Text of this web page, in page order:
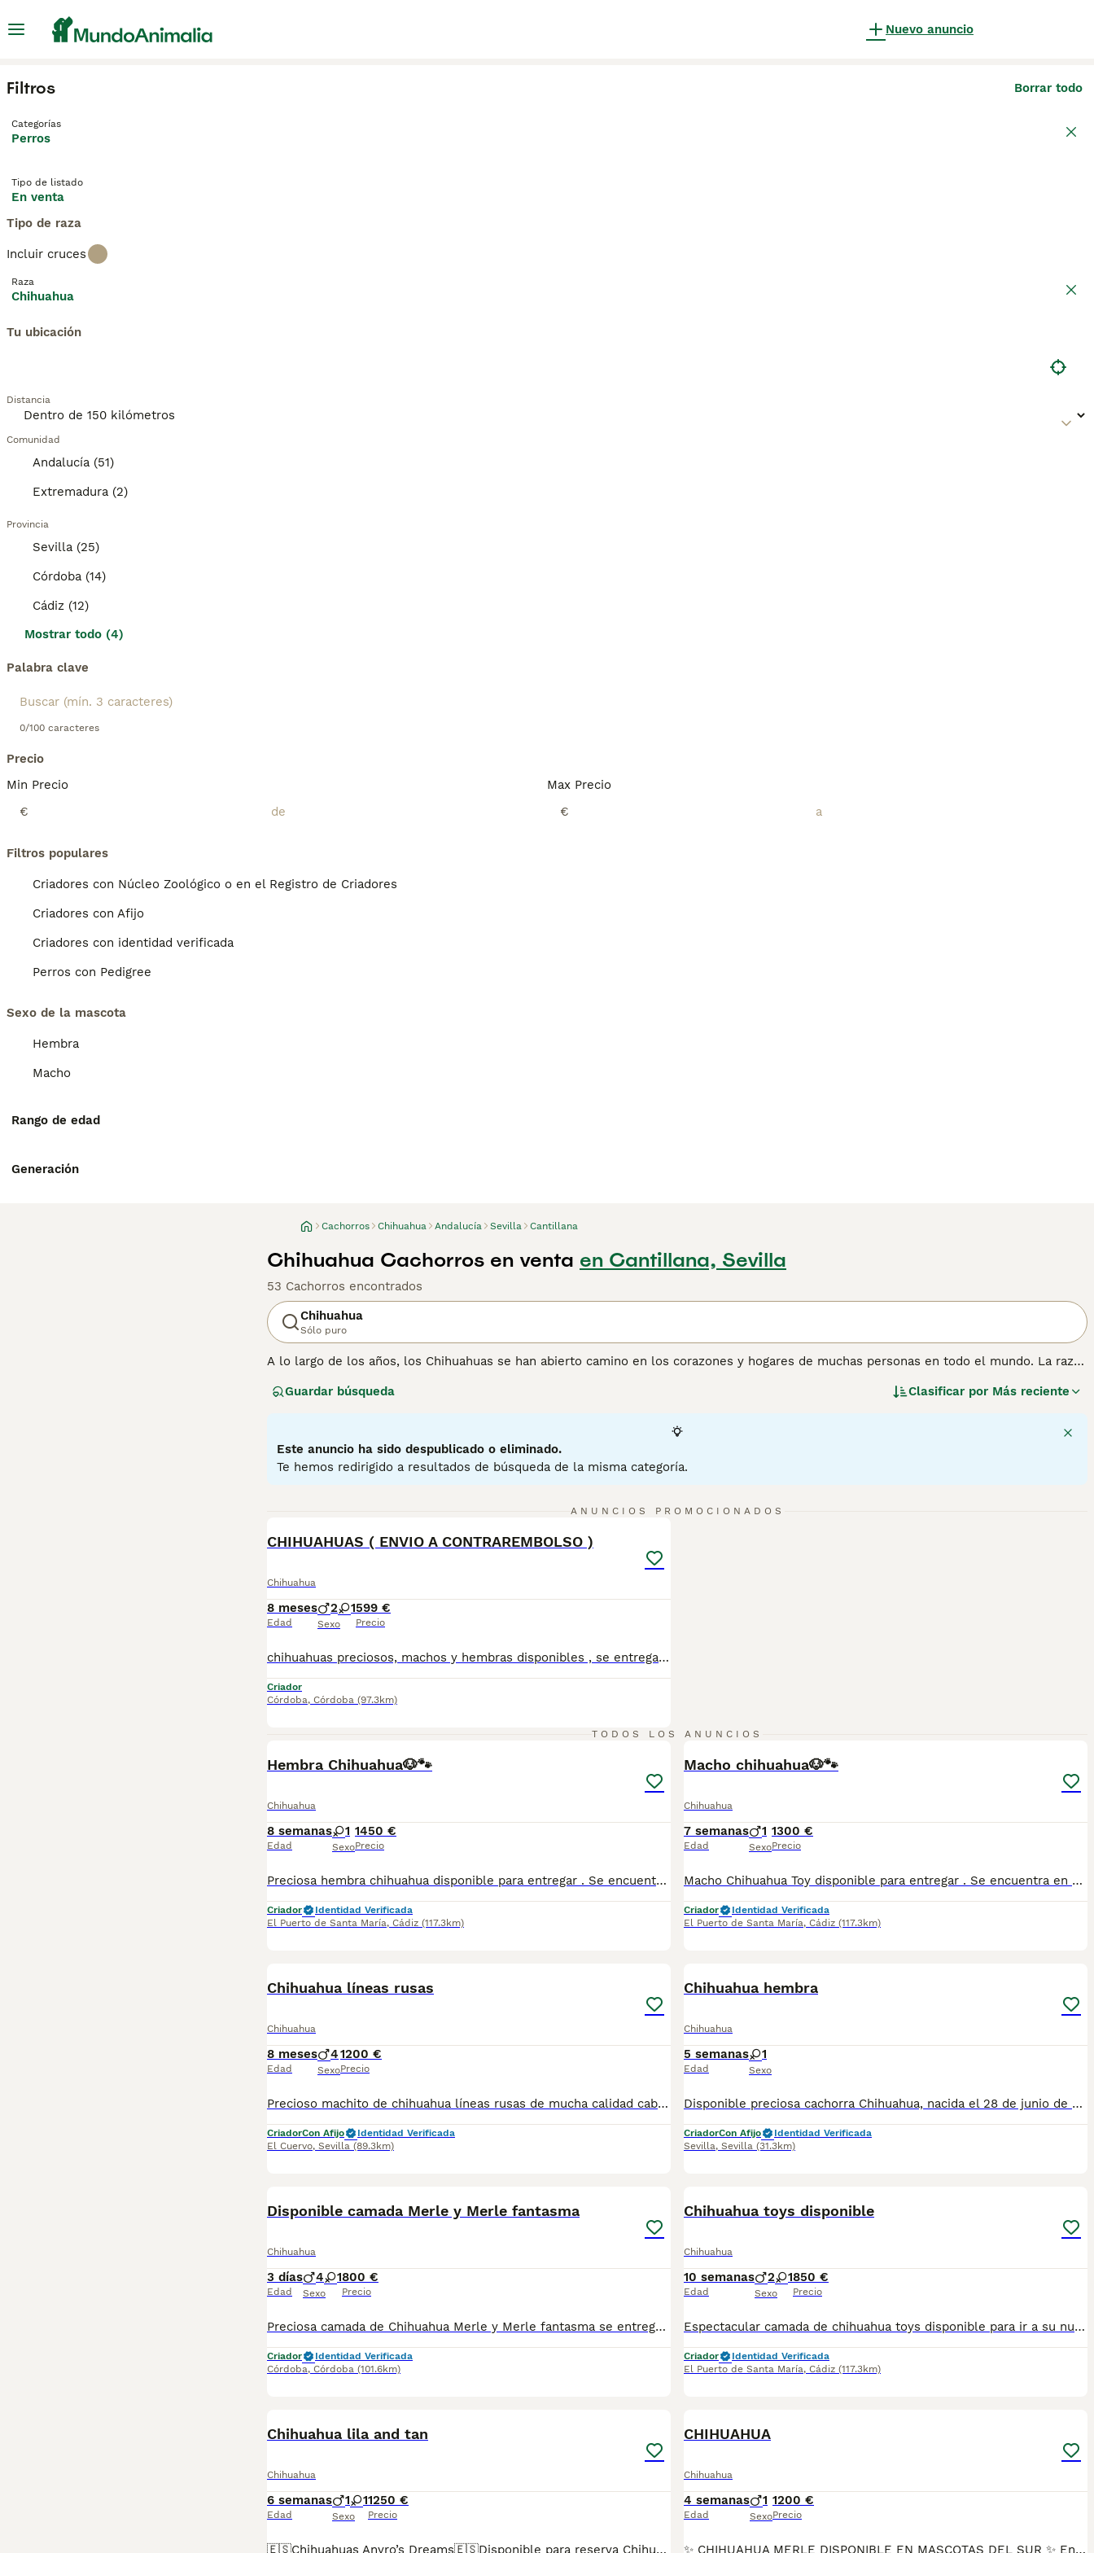
Nuevo anuncio
Filtros Borrar todo
Categorías
Perros
Tipo de listado
En venta
Tipo de raza
Incluir cruces
Raza
Chihuahua
Tu ubicación
Distancia
Comunidad
Andalucía (51)
Extremadura (2)
Provincia
Sevilla (25)
Córdoba (14)
Cádiz (12)
Mostrar todo (4)
Palabra clave
0/100 caracteres
Precio
Min Precio
€
Max Precio
€
Filtros populares
Criadores con Núcleo Zoológico o en el Registro de Criadores
Criadores con Afijo
Criadores con identidad verificada
Perros con Pedigree
Sexo de la mascota
Hembra
Macho
Rango de edad
Generación
Cachorros Chihuahua Andalucía Sevilla Cantillana
Chihuahua Cachorros en venta en Cantillana, Sevilla
53 Cachorros encontrados
Chihuahua
Sólo puro
A lo largo de los años, los Chihuahuas se han abierto camino en los corazones y hogares de muchas personas en todo el mundo. La raza
piensan que son más grandes de lo que realmente son. Una cosa que un Chihuahua no es es un perro faldero. Estos pequeños perros
valientes y seguirán adelante sin importar lo que pase. También son personajes leales y cariñosos a los que nada les gusta más que
pasar el mayor tiempo posible con sus dueños, por lo que los Chihuahuas no soportan estar solos durante largos periodos de tiempo.
Lee nuestra página de consejos de compra de Chihuahuapara obtener información sobre esta raza de perro.
Guardar búsqueda Clasificar por Más reciente
Este anuncio ha sido despublicado o eliminado.
Te hemos redirigido a resultados de búsqueda de la misma categoría.
ANUNCIOS PROMOCIONADOS
CHIHUAHUAS ( ENVIO A CONTRAREMBOLSO )
Chihuahua
8 meses
Edad
2 1
Sexo
599 €
Precio
chihuahuas preciosos, machos y hembras disponibles , se entregan con todo al dia respecto a documentación y condiciones sanitarias , tanto así que hacemos entregas totalmente personalizadas y sin un euro por adelantado , obtenerse personas no aptas para tener perros , solo personas responsables. hacemos entregas a toda ESPAÑA . mas info 610864702
Criador
Córdoba, Córdoba (97.3km)
TODOS LOS ANUNCIOS
Hembra Chihuahua🐶🐾
Chihuahua
8 semanas
Edad
1
Sexo
1450 €
Precio
Preciosa hembra chihuahua disponible para entregar . Se encuentra en Sevilla,tambien disponemos de transporte. Vacunada,desparasitada y con la cartilla adecuada a su edad. Pregunten sin compromiso
Criador
Identidad Verificada
El Puerto de Santa María, Cádiz (117.3km)
Macho chihuahua🐶🐾
Chihuahua
7 semanas
Edad
1
Sexo
1300 €
Precio
Macho Chihuahua Toy disponible para entregar . Se encuentra en Sevilla,tambien disponemos de transporte. Vacunada,desparasitada y con la cartilla adecuada a su edad. Pregunten sin compromiso
Criador
Identidad Verificada
El Puerto de Santa María, Cádiz (117.3km)
Chihuahua líneas rusas
Chihuahua
8 meses
Edad
4
Sexo
1200 €
Precio
Precioso machito de chihuahua líneas rusas de mucha calidad cabeza de manzana , tres machitos, se entrega con todo en regla , nos puedes llamar sin compromiso y le informamos de todo sin compromiso, se puede recoger en persona o se puede enviar a toda España
CriadorCon Afijo
Identidad Verificada
El Cuervo, Sevilla (89.3km)
Chihuahua hembra
Chihuahua
5 semanas
Edad
1
Sexo
Disponible preciosa cachorra Chihuahua, nacida el 28 de junio de 2026. Color: sable, un tono muy bonito y elegante que realza su expresión y belleza. Procede de una excelente línea de sangre, criada en un ambiente familiar, con mucho cariño y una correcta socialización desde sus primeros días de vida. Destaca por su bonita morfología, cabeza tipo manzana, hocico corto y un carácter dulce, cariñoso y equilibrado, ideal como compañera de vida. La cachorra se entregará a partir de los Dos meses de edad, desparasitada según su edad, con cartilla veterinaria, y las vacunas correspondientes. Se enviarán fotos y vídeos actualizados para que puedas seguir su evolución hasta el día de la entrega. Se prioriza la entrega en mano para garantizar el bienestar de la cachorra y que el nuevo propietario pueda conocerla personalmente. También existe la posibilidad de desplazarnos hasta el lugar de entrega, previo acuerdo entre ambas partes. Buscamos una familia responsable que le ofrezca el hogar, el cariño y los cuidados que merece. Para más información, fotos, vídeos o cualquier consulta, no dudes en ponerte en contacto.
CriadorCon Afijo
Identidad Verificada
Sevilla, Sevilla (31.3km)
Disponible camada Merle y Merle fantasma
Chihuahua
3 días
Edad
4 1
Sexo
800 €
Precio
Preciosa camada de Chihuahua Merle y Merle fantasma se entregan vacunados y desparacitados con contrato de compraventa y certificado de salud .compromiso de Chip( no incluido en el precio) Con chip serían 65 euros más. El envío tampoco está incluido en el precio. precios con IVA incluido
Criador
Identidad Verificada
Córdoba, Córdoba (101.6km)
Chihuahua toys disponible
Chihuahua
10 semanas
Edad
2 1
Sexo
850 €
Precio
Espectacular camada de chihuahua toys disponible para ir a su nuevo hogar se entrega con su vacuna y desparacitado y su cartilla correspondiente a su edad y con contrato de garantía víricas y congénitas
Criador
Identidad Verificada
El Puerto de Santa María, Cádiz (117.3km)
Chihuahua lila and tan
Chihuahua
6 semanas
Edad
1 1
Sexo
1250 €
Precio
🇪🇸Chihuahuas Anyro’s Dreams🇪🇸Disponible para reserva Chihuahua lila and tan descendientes de las mejores líneas de sangre tanto europeas como asiáticas. Padres con ADN en bases de datos de la RSCE. Si precisan más información contáctanos por el enlace que MundoAnimalia pone a disposición de los usuarias de la plataforma.
CHIHUAHUA
Chihuahua
4 semanas
Edad
1
Sexo
1200 €
Precio
✨ CHIHUAHUA MERLE DISPONIBLE EN MASCOTAS DEL SUR ✨ En Mascotas del Sur tenemos disponibles preciosos Chihuahuas Merle, criados con mucho cariño, atención diaria y en un ambiente familiar, donde reciben todos los cuidados necesarios para crecer sanos, felices y perfectamente socializados. Somos un criadero con Núcleo Zoológico autorizado, licencia de apertura y código de explotación, ofreciendo confianza, transparencia y todas las garantías en cada uno de nuestros cachorros. 📍 Ubicados en Sevilla 📞 611 723 226 📸 Instagram: @mimascotasdelsur057 Descubre más fotos y vídeos reales de nuestros cachorros. Nuestros cachorros se entregan: ✅ Revisados por veterinario. ✅ Con microchip. ✅ Pasaporte y cartilla sanitaria. ✅ Vacunados y desparasitados. ✅ Contrato con garantías víricas y congénitas. 🚚 Realizamos envíos a toda España. (El coste del transporte no está incluido en el precio del cachorro). También ofrecemos: 🏡 Recogida en nuestras instalaciones. 📱 Videollamada para conocer al cachorro antes de realizar la reserva. 🔒 Posibilidad de reserva y pago contrareembolso. 💶 El precio publicado en el anuncio es el precio real. 🐾 Criados en un entorno familiar, rodeados de cariño y una excelente socialización para que lleguen perfectamente adaptados a su nuevo hogar. Solo atendemos a personas realmente interesadas en ofrecer un hogar responsable y lleno de amor. #Chihuahua #ChihuahuaMerle #ChihuahuaEspaña #CachorroChihuahua #PerrosDeCompañia #MascotasDelSur057 #MascotasDelSur #CachorrosSevilla #CriaderoAutorizado #NucleoZoologico #CachorrosConAmor #PerrosFelices #CachorrosEspaña #AmorAnimal